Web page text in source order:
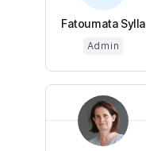
Fatoumata Sylla
Admin